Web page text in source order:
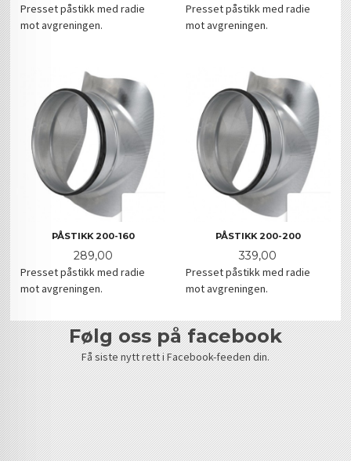
Presset påstikk med radie
mot avgreningen.
Presset påstikk med radie
mot avgreningen.
PÅSTIKK 200-160
Pris
289,00
Presset påstikk med radie
mot avgreningen.
PÅSTIKK 200-200
Pris
339,00
Presset påstikk med radie
mot avgreningen.
følg oss på facebook
Få siste nytt rett i Facebook-feeden din.